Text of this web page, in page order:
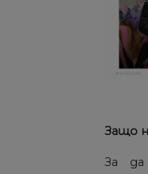
Защо
За да